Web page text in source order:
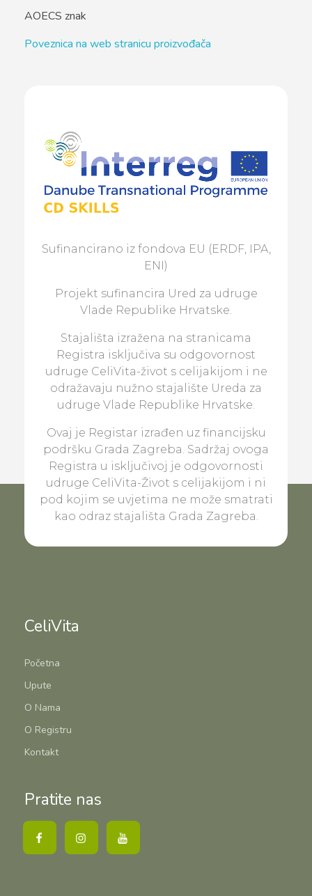
AOECS znak
Poveznica na web stranicu proizvođača
Sufinancirano iz fondova EU (ERDF, IPA,
ENI)
Projekt sufinancira Ured za udruge
Vlade Republike Hrvatske.
Stajališta izražena na stranicama
Registra isključiva su odgovornost
udruge CeliVita-život s celijakijom i ne
odražavaju nužno stajalište Ureda za
udruge Vlade Republike Hrvatske.
Ovaj je Registar izrađen uz financijsku
podršku Grada Zagreba. Sadržaj ovoga
Registra u isključivoj je odgovornosti
udruge CeliVita-Život s celijakijom i ni
pod kojim se uvjetima ne može smatrati
kao odraz stajališta Grada Zagreba.
CeliVita
Početna
Upute
O Nama
O Registru
Kontakt
Pratite nas